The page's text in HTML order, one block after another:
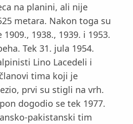
na planini, ali nije
metara. Nakon toga su
1938., 1939. i 1953.
Tek 31. jula 1954.
Lino Lacedeli i
tima koji je
prvi su stigli na vrh.
dogodio se tek 1977.
pakistanski tim